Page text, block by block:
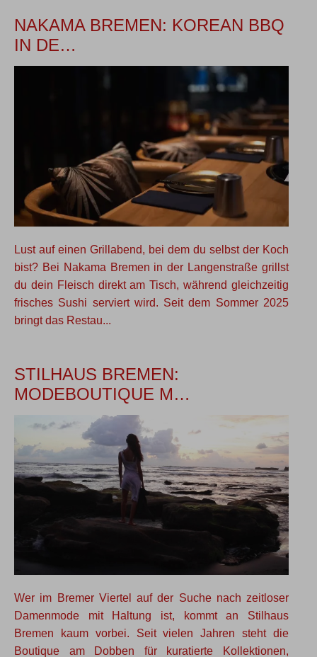
NAKAMA BREMEN: KOREAN BBQ
IN DE…
Lust auf einen Grillabend, bei dem du selbst der Koch
bist? Bei Nakama Bremen in der Langenstraße grillst
du dein Fleisch direkt am Tisch, während gleichzeitig
frisches Sushi serviert wird. Seit dem Sommer 2025
bringt das Restau...
STILHAUS BREMEN:
MODEBOUTIQUE M…
Wer im Bremer Viertel auf der Suche nach zeitloser
Damenmode mit Haltung ist, kommt an Stilhaus
Bremen kaum vorbei. Seit vielen Jahren steht die
Boutique am Dobben für kuratierte Kollektionen,